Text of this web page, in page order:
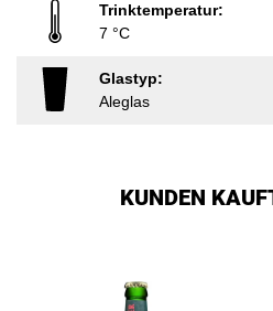
Trinktemperatur:
7 °C
Glastyp:
Aleglas
KUNDEN